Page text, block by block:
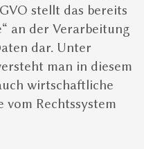
stellt das bereits
an der Verarbeitung
dar. Unter
man in diesem
wirtschaftliche
vom Rechtssystem